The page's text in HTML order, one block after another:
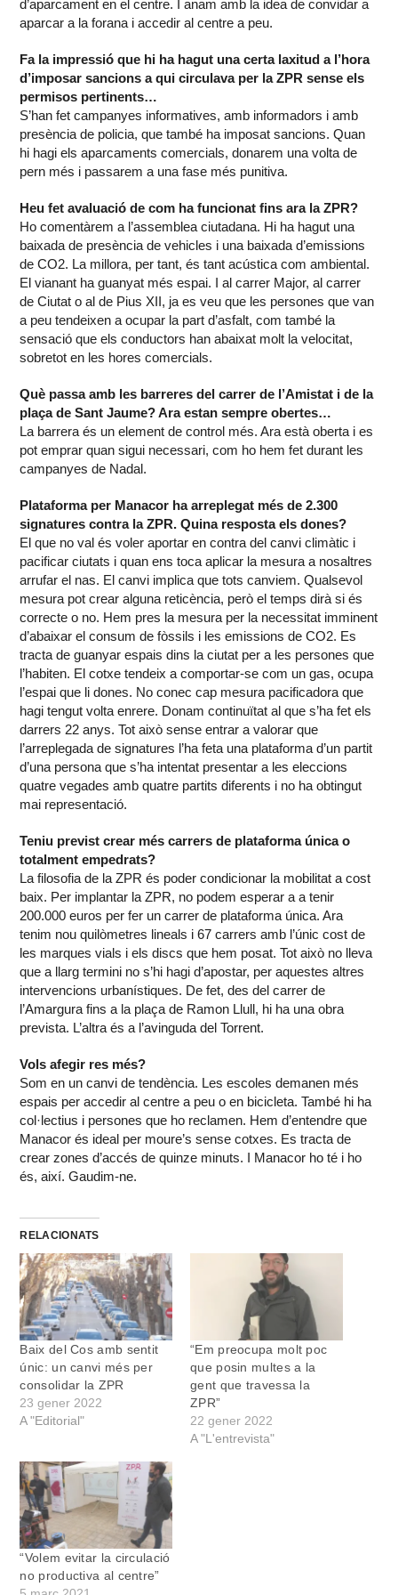
d’aparcament en el centre. I anam amb la idea de convidar a
aparcar a la forana i accedir al centre a peu.
Fa la impressió que hi ha hagut una certa laxitud a l’hora
d’imposar sancions a qui circulava per la ZPR sense els
permisos pertinents…
S’han fet campanyes informatives, amb informadors i amb
presència de policia, que també ha imposat sancions. Quan
hi hagi els aparcaments comercials, donarem una volta de
pern més i passarem a una fase més punitiva.
Heu fet avaluació de com ha funcionat fins ara la ZPR?
Ho comentàrem a l’assemblea ciutadana. Hi ha hagut una
baixada de presència de vehicles i una baixada d’emissions
de CO2. La millora, per tant, és tant acústica com ambiental.
El vianant ha guanyat més espai. I al carrer Major, al carrer
de Ciutat o al de Pius XII, ja es veu que les persones que van
a peu tendeixen a ocupar la part d’asfalt, com també la
sensació que els conductors han abaixat molt la velocitat,
sobretot en les hores comercials.
Què passa amb les barreres del carrer de l’Amistat i de la
plaça de Sant Jaume? Ara estan sempre obertes…
La barrera és un element de control més. Ara està oberta i es
pot emprar quan sigui necessari, com ho hem fet durant les
campanyes de Nadal.
Plataforma per Manacor ha arreplegat més de 2.300
signatures contra la ZPR. Quina resposta els dones?
El que no val és voler aportar en contra del canvi climàtic i
pacificar ciutats i quan ens toca aplicar la mesura a nosaltres
arrufar el nas. El canvi implica que tots canviem. Qualsevol
mesura pot crear alguna reticència, però el temps dirà si és
correcte o no. Hem pres la mesura per la necessitat imminent
d’abaixar el consum de fòssils i les emissions de CO2. Es
tracta de guanyar espais dins la ciutat per a les persones que
l’habiten. El cotxe tendeix a comportar-se com un gas, ocupa
l’espai que li dones. No conec cap mesura pacificadora que
hagi tengut volta enrere. Donam continuïtat al que s’ha fet els
darrers 22 anys. Tot això sense entrar a valorar que
l’arreplegada de signatures l’ha feta una plataforma d’un partit
d’una persona que s’ha intentat presentar a les eleccions
quatre vegades amb quatre partits diferents i no ha obtingut
mai representació.
Teniu previst crear més carrers de plataforma única o
totalment empedrats?
La filosofia de la ZPR és poder condicionar la mobilitat a cost
baix. Per implantar la ZPR, no podem esperar a a tenir
200.000 euros per fer un carrer de plataforma única. Ara
tenim nou quilòmetres lineals i 67 carrers amb l’únic cost de
les marques vials i els discs que hem posat. Tot això no lleva
que a llarg termini no s’hi hagi d’apostar, per aquestes altres
intervencions urbanístiques. De fet, des del carrer de
l’Amargura fins a la plaça de Ramon Llull, hi ha una obra
prevista. L’altra és a l’avinguda del Torrent.
Vols afegir res més?
Som en un canvi de tendència. Les escoles demanen més
espais per accedir al centre a peu o en bicicleta. També hi ha
col·lectius i persones que ho reclamen. Hem d’entendre que
Manacor és ideal per moure’s sense cotxes. Es tracta de
crear zones d’accés de quinze minuts. I Manacor ho té i ho
és, així. Gaudim-ne.
RELACIONATS
Baix del Cos amb sentit
únic: un canvi més per
consolidar la ZPR
23 gener 2022
A "Editorial"
“Em preocupa molt poc
que posin multes a la
gent que travessa la
ZPR”
22 gener 2022
A "L'entrevista"
“Volem evitar la circulació
no productiva al centre”